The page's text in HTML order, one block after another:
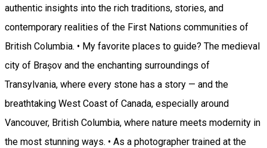
authentic insights into the rich traditions, stories, and
contemporary realities of the First Nations communities of
British Columbia. • My favorite places to guide? The medieval
city of Brașov and the enchanting surroundings of
Transylvania, where every stone has a story — and the
breathtaking West Coast of Canada, especially around
Vancouver, British Columbia, where nature meets modernity in
the most stunning ways. • As a photographer trained at the